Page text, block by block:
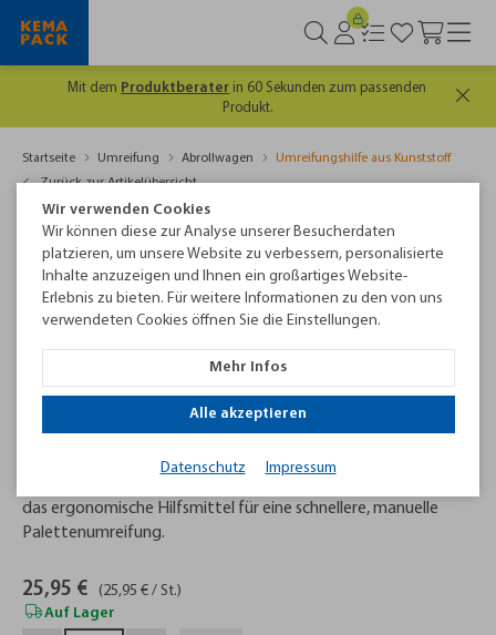
Es lohnt sich, gut informiert zu sein. Hier geht'szum
kostenlosenNewsletter
Startseite Umreifung Abrollwagen
Umreifungshilfe aus Kunststoff
Zurück zur Artikelübersicht
das ergonomische Hilfsmittel für eine schnellere, manuelle
Palettenumreifung.
25,95 €
(25,95 € / St.)
Auf Lager
Wir verwenden Cookies
Wir können diese zur Analyse unserer Besucherdaten
platzieren, um unsere Website zu verbessern, personalisierte
Inhalte anzuzeigen und Ihnen ein großartiges Website-
Erlebnis zu bieten. Für weitere Informationen zu den von uns
verwendeten Cookies öffnen Sie die Einstellungen.
Mehr Infos
Alle akzeptieren
Datenschutz Impressum